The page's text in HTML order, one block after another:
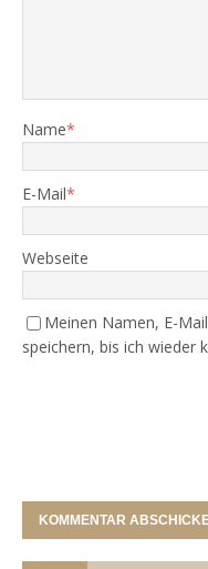
Name*
E-Mail*
Webseite
Meinen Namen, E-
speichern, bis ich wieder